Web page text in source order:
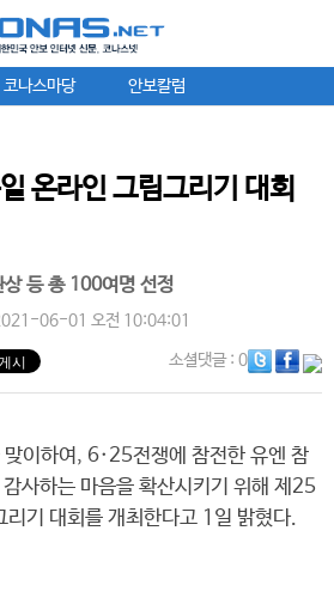
코나스마당 안보칼럼
온라인 그림그리기 대회
등 총 100여명 선정
06-01 오전 10:04:01
소셜댓글: 0
이하여, 6·25전쟁에 참전한 유엔 참
사하는 마음을 확산시키기 위해 제25
리기 대회를 개최한다고 1일 밝혔다.